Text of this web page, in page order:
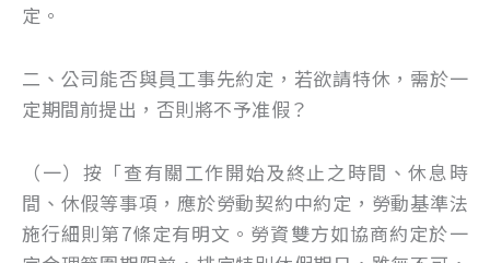
定。
二、公司能否與員工事先約定，若欲請特休，需於一
定期間前提出，否則將不予准假？
（一）按「查有關工作開始及終止之時間、休息時
間、休假等事項，應於勞動契約中約定，勞動基準法
施行細則第7條定有明文。勞資雙方如協商約定於一